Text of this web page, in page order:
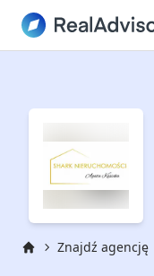
Znajdź agencję